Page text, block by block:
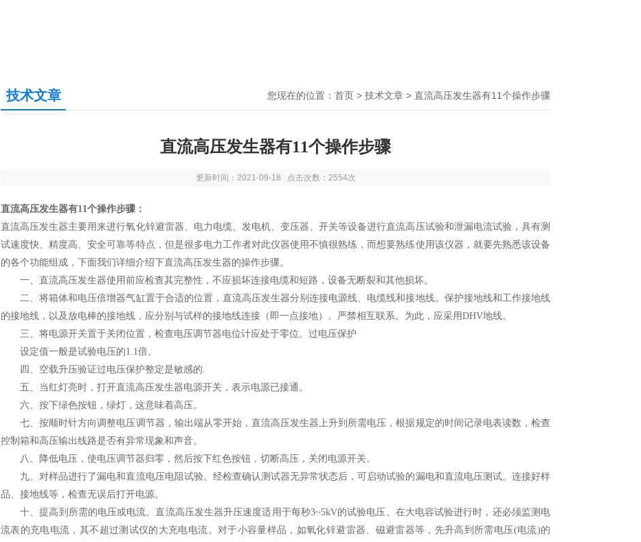
技术文章 您现在的位置： 首页 > 技术文章 > 直流高压发生器有11个操作步骤
直流高压发生器有11个操作步骤
更新时间：2021-09-18 点击次数：2554次
直流高压发生器有11个操作步骤：
直流高压发生器主要用来进行氧化锌避雷器、电力电缆、发电机、变压器、开关等设备进行直流高压试验和泄漏电流试验，具有测
试速度快、精度高、安全可靠等特点，但是很多电力工作者对此仪器使用不慎很熟练，而想要熟练使用该仪器，就要先熟悉该设备
的各个功能组成，下面我们详细介绍下直流高压发生器的操作步骤。
一、直流高压发生器使用前应检查其完整性，不应损坏连接电缆和短路，设备无断裂和其他损坏。
二、将箱体和电压倍增器气缸置于合适的位置，直流高压发生器分别连接电源线、电缆线和接地线。保护接地线和工作接地线
的接地线，以及放电棒的接地线，应分别与试样的接地线连接（即一点接地）。严禁相互联系。为此，应采用DHV地线。
三、将电源开关置于关闭位置，检查电压调节器电位计应处于零位。过电压保护
设定值一般是试验电压的1.1倍。
四、空载升压验证过电压保护整定是敏感的.
五、当红灯亮时，打开直流高压发生器电源开关，表示电源已接通。
六、按下绿色按钮，绿灯，这意味着高压。
七、按顺时针方向调整电压调节器，输出端从零开始，直流高压发生器上升到所需电压，根据规定的时间记录电表读数，检查
控制箱和高压输出线路是否有异常现象和声音。
八、降低电压，使电压调节器归零，然后按下红色按钮，切断高压，关闭电源开关。
九、对样品进行了漏电和直流电压电阻试验。经检查确认测试器无异常状态后，可启动试验的漏电和直流电压测试。连接好样
品、接地线等，检查无误后打开电源。
十、提高到所需的电压或电流。直流高压发生器升压速度适用于每秒3~5kV的试验电压。在大电容试验进行时，还必须监测电
流表的充电电流，其不超过测试仪的大充电电流。对于小容量样品，如氧化锌避雷器、磁避雷器等，先升高到所需电压(电流)的